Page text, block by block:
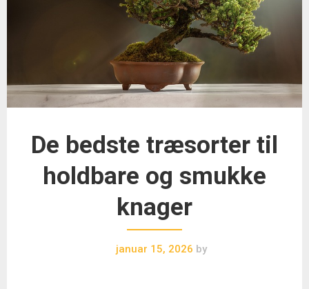
De bedste træsorter til
holdbare og smukke
knager
januar 15, 2026 by